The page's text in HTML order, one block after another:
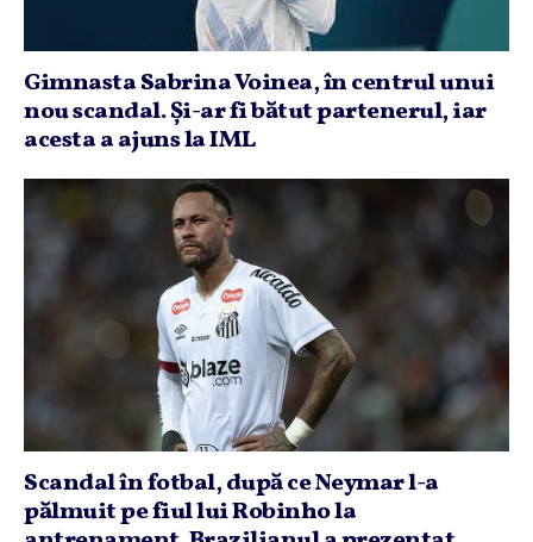
Gimnasta Sabrina Voinea, în centrul unui
nou scandal. Şi-ar fi bătut partenerul, iar
acesta a ajuns la IML
Scandal în fotbal, după ce Neymar l-a
pălmuit pe fiul lui Robinho la